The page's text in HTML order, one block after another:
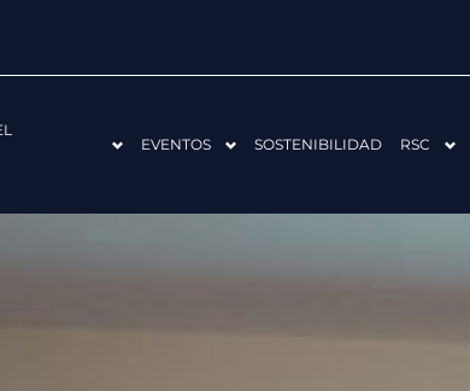
EVENTOS SOSTENIBILIDAD RSC